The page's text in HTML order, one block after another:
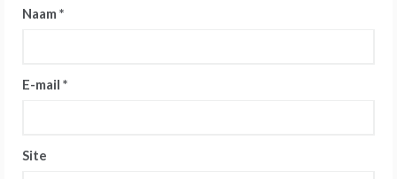
Naam *
E-mail *
Site